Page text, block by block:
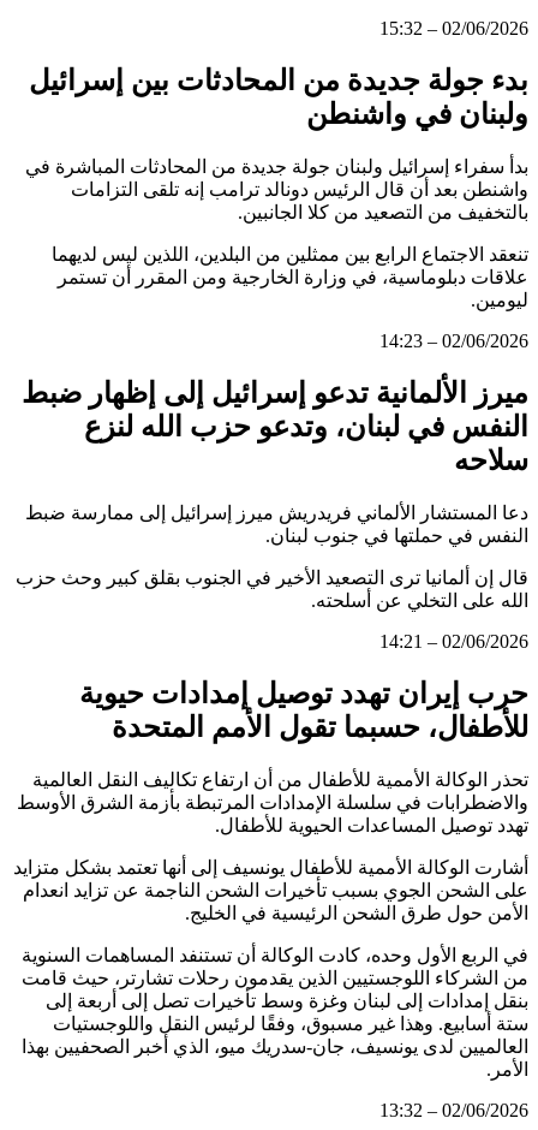
02/06/2026 – 15:32
بدء جولة جديدة من المحادثات بين إسرائيل
ولبنان في واشنطن
بدأ سفراء إسرائيل ولبنان جولة جديدة من المحادثات المباشرة في
واشنطن بعد أن قال الرئيس دونالد ترامب إنه تلقى التزامات
بالتخفيف من التصعيد من كلا الجانبين.
تنعقد الاجتماع الرابع بين ممثلين من البلدين، اللذين ليس لديهما
علاقات دبلوماسية، في وزارة الخارجية ومن المقرر أن تستمر
ليومين.
02/06/2026 – 14:23
ميرز الألمانية تدعو إسرائيل إلى إظهار ضبط
النفس في لبنان، وتدعو حزب الله لنزع
سلاحه
دعا المستشار الألماني فريدريش ميرز إسرائيل إلى ممارسة ضبط
النفس في حملتها في جنوب لبنان.
قال إن ألمانيا ترى التصعيد الأخير في الجنوب بقلق كبير وحث حزب
الله على التخلي عن أسلحته.
02/06/2026 – 14:21
حرب إيران تهدد توصيل إمدادات حيوية
للأطفال، حسبما تقول الأمم المتحدة
تحذر الوكالة الأممية للأطفال من أن ارتفاع تكاليف النقل العالمية
والاضطرابات في سلسلة الإمدادات المرتبطة بأزمة الشرق الأوسط
تهدد توصيل المساعدات الحيوية للأطفال.
أشارت الوكالة الأممية للأطفال يونسيف إلى أنها تعتمد بشكل متزايد
على الشحن الجوي بسبب تأخيرات الشحن الناجمة عن تزايد انعدام
الأمن حول طرق الشحن الرئيسية في الخليج.
في الربع الأول وحده، كادت الوكالة أن تستنفد المساهمات السنوية
من الشركاء اللوجستيين الذين يقدمون رحلات تشارتر، حيث قامت
بنقل إمدادات إلى لبنان وغزة وسط تأخيرات تصل إلى أربعة إلى
ستة أسابيع. وهذا غير مسبوق، وفقًا لرئيس النقل واللوجستيات
العالميين لدى يونسيف، جان-سدريك ميو، الذي أخبر الصحفيين بهذا
الأمر.
02/06/2026 – 13:32